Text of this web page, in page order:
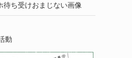
待ち受けおまじない画像
動